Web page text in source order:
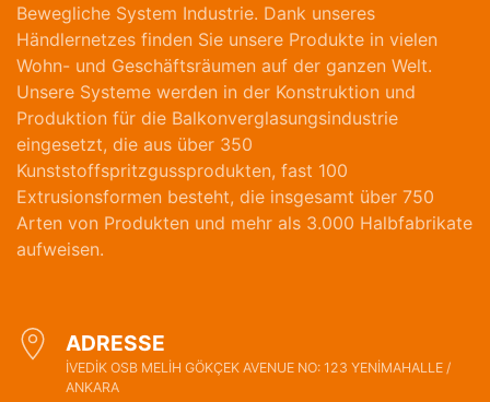
Bewegliche System Industrie. Dank unseres
Händlernetzes finden Sie unsere Produkte in vielen
Wohn- und Geschäftsräumen auf der ganzen Welt.
Unsere Systeme werden in der Konstruktion und
Produktion für die Balkonverglasungsindustrie
eingesetzt, die aus über 350
Kunststoffspritzgussprodukten, fast 100
Extrusionsformen besteht, die insgesamt über 750
Arten von Produkten und mehr als 3.000 Halbfabrikate
aufweisen.
ADRESSE
İVEDİK OSB MELİH GÖKÇEK AVENUE NO: 123 YENİMAHALLE /
ANKARA